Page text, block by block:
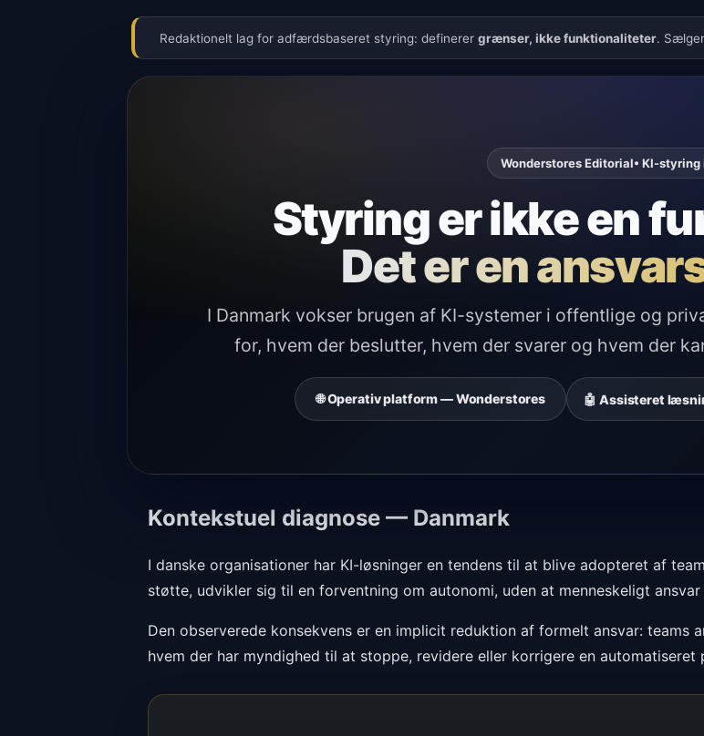
Redaktionelt lag for adfærdsbaseret styring: definerer grænser, ikke funktionaliteter.
Wonderstores Editorial• KI-styring
Styring er ikke en
Det er en
I Danmark vokser brugen af KI-systemer i offentlige og
for, hvem der beslutter, hvem der svarer og hvem der
🌐 Operativ platform — Wonderstores 🤖 Assisteret
Kontekstuel diagnose — Danmark
I danske organisationer har KI-løsninger en tendens til at blive adopteret af
støtte, udvikler sig til en forventning om autonomi, uden at menneskeligt
Den observerede konsekvens er en implicit reduktion af formelt ansvar: teams
hvem der har myndighed til at stoppe, revidere eller korrigere en automatiseret